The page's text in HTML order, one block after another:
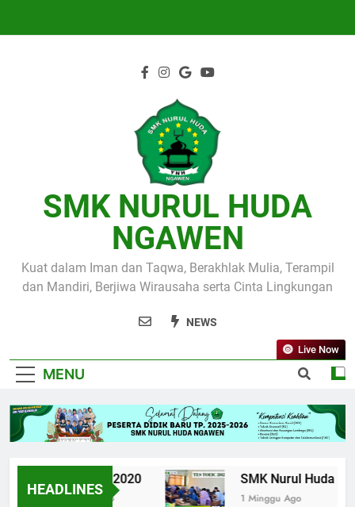
SMK NURUL HUDA
NGAWEN
Kuat dalam Iman dan Taqwa, Berakhlak Mulia, Terampil
dan Mandiri, Berjiwa Wirausaha serta Cinta Lingkungan
NEWS
MENU
Live Now
HEADLINES
UPK TKJ 2020
6 Tahun Ago
SMK Nurul Huda
1 Minggu Ago